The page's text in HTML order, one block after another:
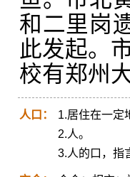
和二里岗
此发起。
校有郑州
人口：
1.居住在一定
2.人。
3.人的口，指